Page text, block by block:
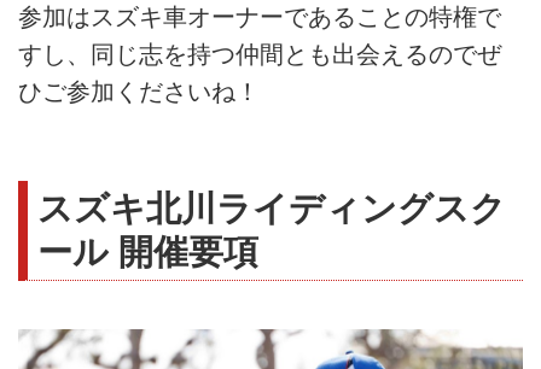
参加はスズキ車オーナーであることの特権で
すし、同じ志を持つ仲間とも出会えるのでぜ
ひご参加くださいね！
スズキ北川ライディングスク
ール 開催要項